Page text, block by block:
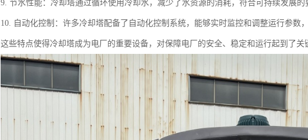
9. 节水性能：冷却塔通过循环使用冷却水，减少了水资源的消耗，符合可持续发展的
10. 自动化控制：许多冷却塔配备了自动化控制系统，能够实时监控和调整运行参数
这些特点使得冷却塔成为电厂的重要设备，对保障电厂的安全、稳定和运行起到了关